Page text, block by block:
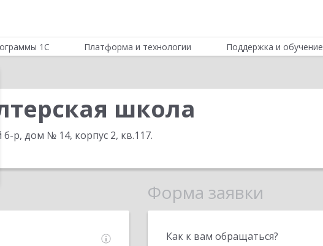
1С Платформа и технологии Поддержка и обучение
школа
б-р, дом № 14, корпус 2, кв.117.
Форма заявки
Как к вам обращаться?